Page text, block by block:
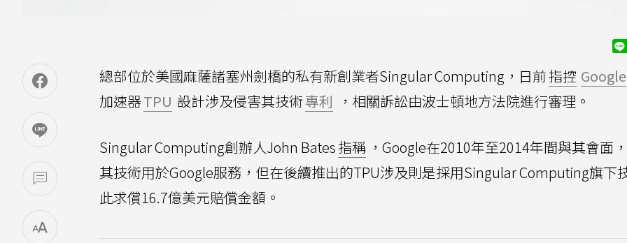
總部位於美國麻薩諸塞州劍橋的私有新創業者Singular Computing，日前指控 Google
加速器TPU 設計涉及侵害其技術專利 ，相關訴訟由波士頓地方法院進行審理。
Singular Computing創辦人John Bates指稱 ，Google在2010年至2014年間與其會面
其技術用於Google服務，但在後續推出的TPU涉及則是採用Singular Computing旗下
此求償16.7億美元賠償金額。